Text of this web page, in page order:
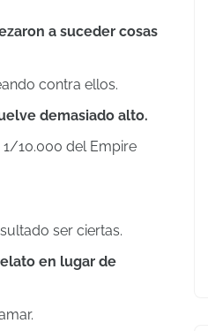
a suceder cosas
contra ellos.
demasiado alto.
10.000 del Empire
ser ciertas.
en lugar de